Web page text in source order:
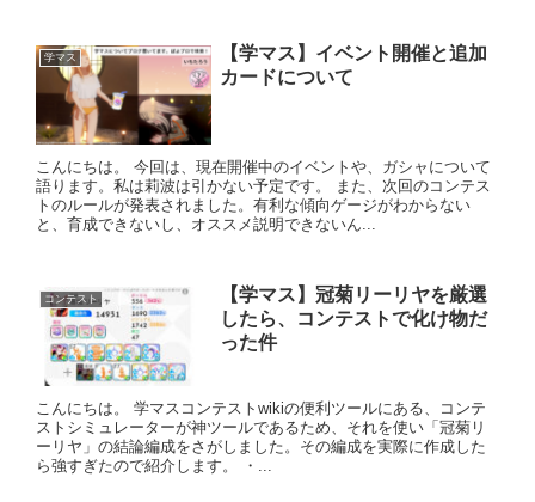
学マス
【学マス】イベント開催と追加
カードについて
こんにちは。 今回は、現在開催中のイベントや、ガシャについて
語ります。私は莉波は引かない予定です。 また、次回のコンテス
トのルールが発表されました。有利な傾向ゲージがわからない
と、育成できないし、オススメ説明できないん...
コンテスト
【学マス】冠菊リーリヤを厳選
したら、コンテストで化け物だ
った件
こんにちは。 学マスコンテストwikiの便利ツールにある、コンテ
ストシミュレーターが神ツールであるため、それを使い「冠菊リ
ーリヤ」の結論編成をさがしました。その編成を実際に作成した
ら強すぎたので紹介します。 ・...